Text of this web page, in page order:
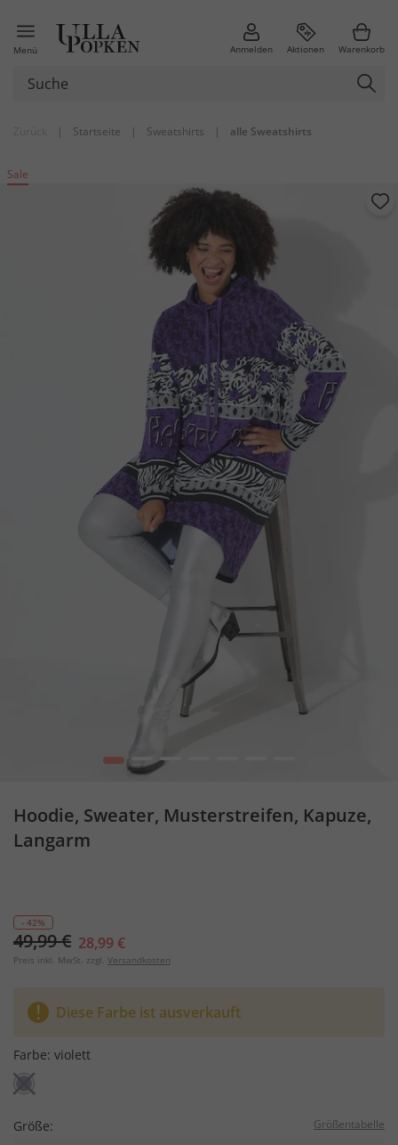
Menü Anmelden Aktionen Warenkorb
| Startseite | Sweatshirts | alle Sweatshirts
Sale
1 2
Hoodie, Sweater, Musterstreifen, Kapuze,
Langarm
- 42%
49,99 € 28,99 €
Preis inkl. MwSt. zzgl. Versandkosten
Diese Farbe ist ausverkauft
Farbe: violett
Größe: Größentabelle